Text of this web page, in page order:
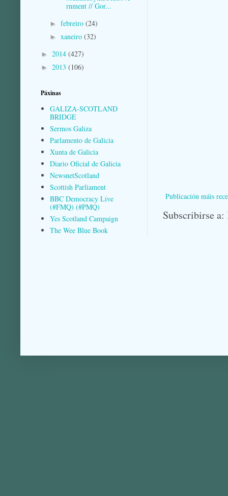
Publicación máis
Subscribirse a:
rnment // Gor...
► febreiro (24)
► xaneiro (32)
► 2014 (427)
► 2013 (106)
Páxinas
GALIZA-SCOTLAND
BRIDGE
Sermos Galiza
Parlamento de Galicia
Xunta de Galicia
Diario Oficial de Galicia
NewsnetScotland
Scottish Parliament
BBC Democracy Live
(#FMQ) (#PMQ)
Yes Scotland Campaign
The Wee Blue Book